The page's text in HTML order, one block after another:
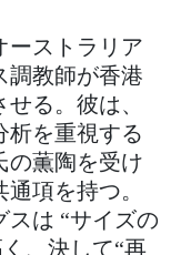
ーストラリア
調教師が香港
る。彼は、
析を重視する
の薫陶を受け
項を持つ。
スは “サイズの
、決して“再